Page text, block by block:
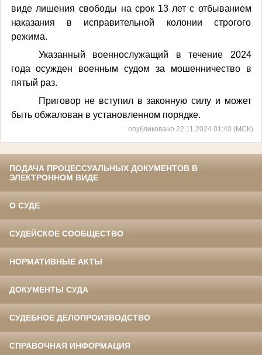
виде лишения свободы насрок 13 лет с отбыванием
наказания в исправительной колонии строгого
режима.
Указанный военнослужащий в течение 2024
года осужден военным судом за мошенничество в
пятый раз.
Приговор не вступил в законную силу и может
быть обжалован в установленном порядке.
опубликовано 22.11.2024 01:40 (МСК)
ПОДАЧА ПРОЦЕССУАЛЬНЫХ ДОКУМЕНТОВ В
ЭЛЕКТРОННОМ ВИДЕ
О СУДЕ
СУДЕЙСКОЕ СООБЩЕСТВО
НОРМАТИВНЫЕ АКТЫ
ДОКУМЕНТЫ СУДА
СУДЕБНОЕ ДЕЛОПРОИЗВОДСТВО
СПРАВОЧНАЯ ИНФОРМАЦИЯ